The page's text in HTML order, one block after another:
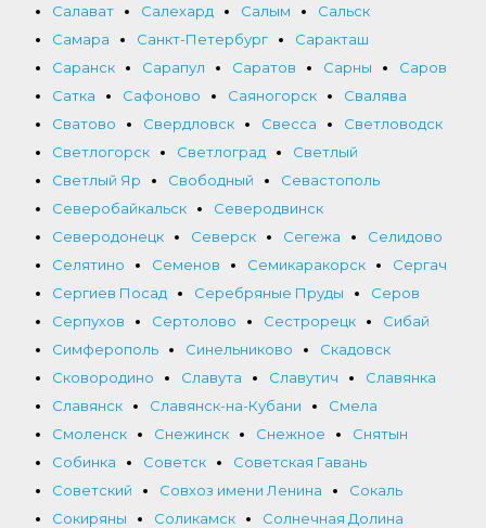
Салават
Салехард Салым
Сальск
Самара
Санкт-Петербург
Саракташ
Саранск
Сарапул Саратов Сарны
Саров
Сатка
Сафоново Саяногорск
Свалява
Сватово
Свердловск Свесса
Светловодск
Светлогорск
Светлоград
Светлый
Светлый Яр
Свободный
Севастополь
Северобайкальск
Северодвинск
Северодонецк
Северск Сегежа
Селидово
Селятино
Семенов Семикаракорск
Сергач
Сергиев Посад
Серебряные Пруды
Серов
Серпухов
Сертолово Сестрорецк
Сибай
Симферополь
Синельниково
Скадовск
Сковородино
Славута Славутич
Славянка
Славянск
Славянск-на-Кубани
Смела
Смоленск
Снежинск Снежное
Снятын
Собинка
Советск
Советская Гавань
Советский
Совхоз имени Ленина
Сокаль
Сокиряны
Соликамск
Солнечная Долина